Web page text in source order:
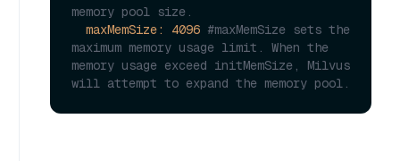
memory pool size.
maxMemSize:
4096 #maxMemSize sets the
maximum memory usage limit. When the
memory usage exceed initMemSize, Milvus